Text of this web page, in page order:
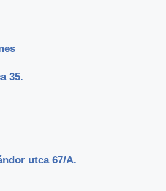
35.
utca 67/A.